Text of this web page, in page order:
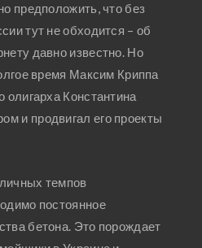
предположить, что без
тут не обходится – об
давно известно. Но
время Максим Криппа
олигарха Константина
и продвигал его проекты
темпов
постоянное
бетона. Это порождает